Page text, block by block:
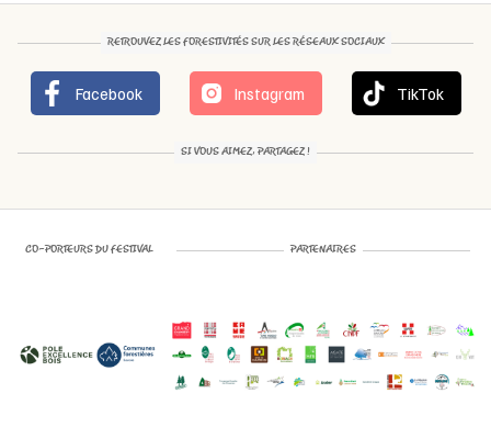
RETROUVEZ LES FORESTIVITÉS SUR LES RÉSEAUX SOCIAUX
Facebook Instagram TikTok
SI VOUS AIMEZ, PARTAGEZ !
CO-PORTEURS DU FESTIVAL PARTENAIRES